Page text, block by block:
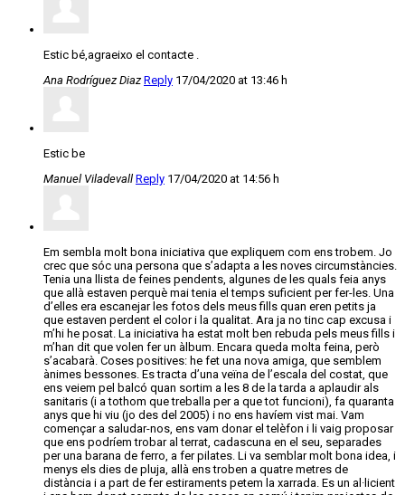
Estic bé,agraeixo el contacte .
Ana Rodríguez Diaz Reply 17/04/2020 at 13:46 h
Estic be
Manuel Viladevall Reply 17/04/2020 at 14:56 h
Em sembla molt bona iniciativa que expliquem com ens trobem. Jo
crec que sóc una persona que s’adapta a les noves circumstàncies.
Tenia una llista de feines pendents, algunes de les quals feia anys
que allà estaven perquè mai tenia el temps suficient per fer-les. Una
d’elles era escanejar les fotos dels meus fills quan eren petits ja
que estaven perdent el color i la qualitat. Ara ja no tinc cap excusa i
m’hi he posat. La iniciativa ha estat molt ben rebuda pels meus fills i
m’han dit que volen fer un àlbum. Encara queda molta feina, però
s’acabarà. Coses positives: he fet una nova amiga, que semblem
ànimes bessones. Es tracta d’una veïna de l’escala del costat, que
ens veiem pel balcó quan sortim a les 8 de la tarda a aplaudir als
sanitaris (i a tothom que treballa per a que tot funcioni), fa quaranta
anys que hi viu (jo des del 2005) i no ens havíem vist mai. Vam
començar a saludar-nos, ens vam donar el telèfon i li vaig proposar
que ens podríem trobar al terrat, cadascuna en el seu, separades
per una barana de ferro, a fer pilates. Li va semblar molt bona idea, i
menys els dies de pluja, allà ens troben a quatre metres de
distància i a part de fer estiraments petem la xarrada. Es un al·licient